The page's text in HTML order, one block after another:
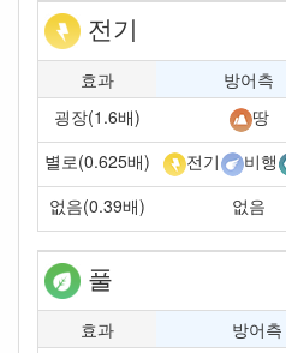
전기
효과 방어측
굉장(1.6배)
땅
별로(0.625배)
전기 비행
없음(0.39배)
없음
풀
효과 방어측